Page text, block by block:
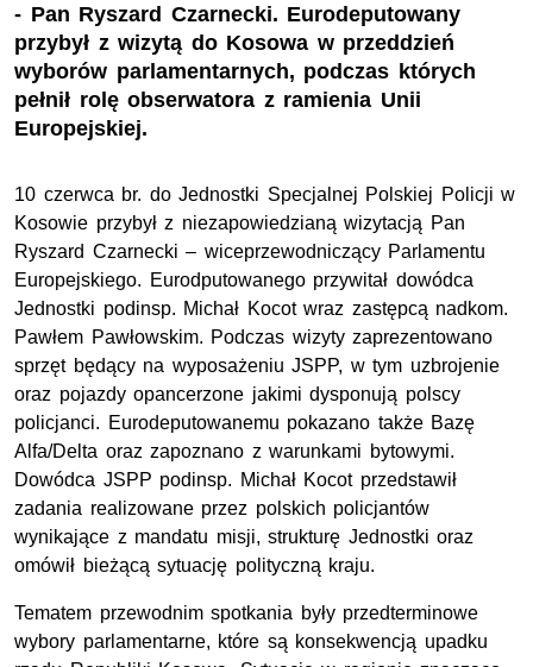
- Pan Ryszard Czarnecki. Eurodeputowany
przybył z wizytą do Kosowa w przeddzień
wyborów parlamentarnych, podczas których
pełnił rolę obserwatora z ramienia Unii
Europejskiej.
10 czerwca br. do Jednostki Specjalnej Polskiej Policji w
Kosowie przybył z niezapowiedzianą wizytacją Pan
Ryszard Czarnecki – wiceprzewodniczący Parlamentu
Europejskiego. Eurodputowanego przywitał dowódca
Jednostki podinsp. Michał Kocot wraz zastępcą nadkom.
Pawłem Pawłowskim. Podczas wizyty zaprezentowano
sprzęt będący na wyposażeniu JSPP, w tym uzbrojenie
oraz pojazdy opancerzone jakimi dysponują polscy
policjanci. Eurodeputowanemu pokazano także Bazę
Alfa/Delta oraz zapoznano z warunkami bytowymi.
Dowódca JSPP podinsp. Michał Kocot przedstawił
zadania realizowane przez polskich policjantów
wynikające z mandatu misji, strukturę Jednostki oraz
omówił bieżącą sytuację polityczną kraju.
Tematem przewodnim spotkania były przedterminowe
wybory parlamentarne, które są konsekwencją upadku